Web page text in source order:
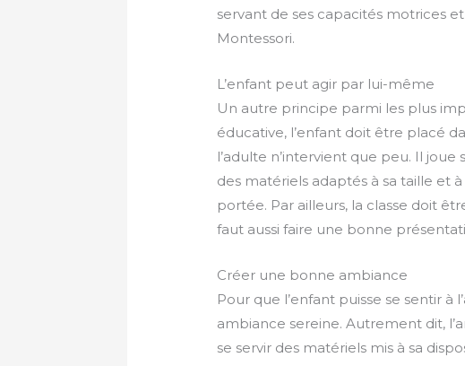
servant de ses capacités motrices
Montessori.
L’enfant peut agir par lui-même
Un autre principe parmi les plus
éducative, l’enfant doit être placé
l’adulte n’intervient que peu. Il
des matériels adaptés à sa taille et
portée. Par ailleurs, la classe doit
faut aussi faire une bonne
Créer une bonne ambiance
Pour que l’enfant puisse se sentir à
ambiance sereine. Autrement dit,
se servir des matériels mis à sa